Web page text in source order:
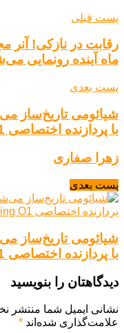
پست قبلی
ماه آینده رونمایی
پست بعدی
شیائومی تاریخ‌ساز
با پردازنده اختصاصی Xring O1
زهرا صفاری
پست بعدی
شیائومی تاریخ‌ساز
با پردازنده اختصاصی Xring O1
دیدگاهتان را بنویسید
نشانی ایمیل شما منتشر
علامت‌گذاری شده‌اند *